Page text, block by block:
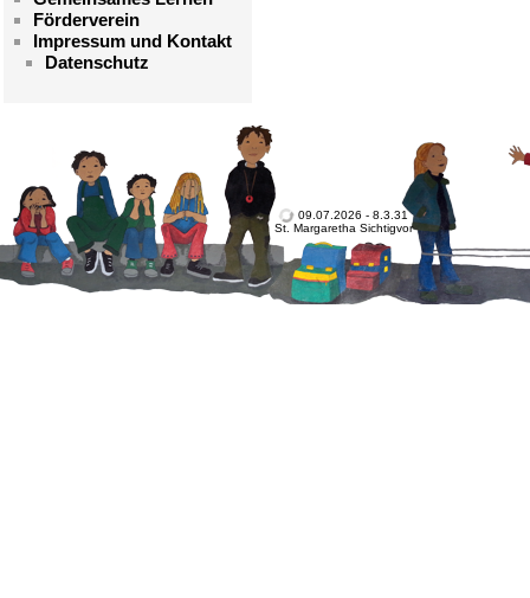
Förderverein
Impressum und Kontakt
Datenschutz
09.07.2026 - 8.3.31
St. Margaretha Sichtigvor